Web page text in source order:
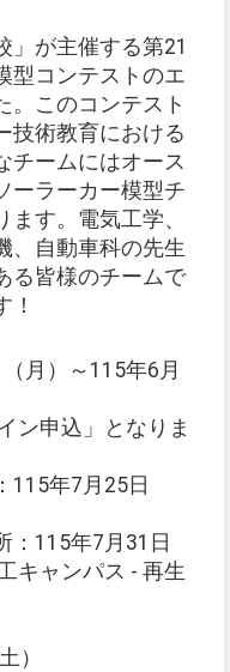
」が主催する第21
型コンテストのエ
。このコンテスト
技術教育における
チームにはオース
ーラーカー模型チ
す。電気工学、
、自動車科の先生
る皆様のチームで
！
月）～115年6月
ン申込」となりま
115年7月25日
：115年7月31日
キャンパス - 再生
）